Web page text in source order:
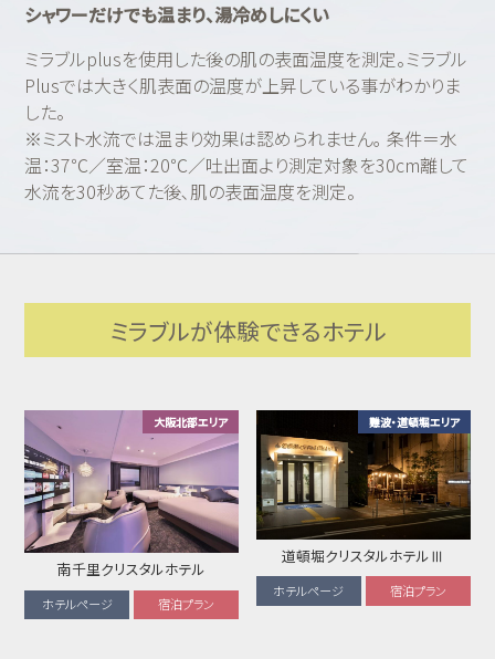
シャワーだけでも温まり、湯冷めしにくい
ミラブルplusを使用した後の肌の表面温度を測定。ミラブル
Plusでは大きく肌表面の温度が上昇している事がわかりま
した。
※ミスト水流では温まり効果は認められません｡ 条件＝水
温：37℃／室温：20℃／吐出面より測定対象を30cm離して
水流を30秒あてた後､肌の表面温度を測定。
ミラブルが体験できるホテル
南千里クリスタルホテル
大阪北部エリア
ホテルページ 宿泊プラン
道頓堀クリスタルホテルⅢ
難波・道頓堀エリア
ホテルページ 宿泊プラン